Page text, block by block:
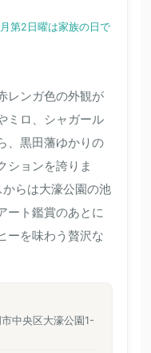
第2日曜は家族の日で
レンガ色の外観が
ミロ、シャガール
、黒田藩ゆかりの
ションを誇りま
らは大濠公園の池
ート鑑賞のあとに
ーを味わう贅沢な
中央区大濠公園1-